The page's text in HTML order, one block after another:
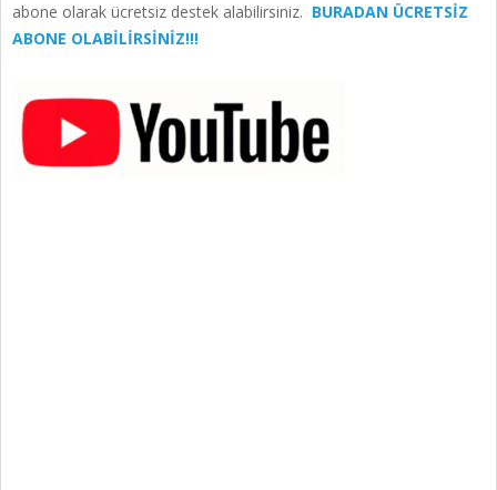
abone olarak ücretsiz destek alabilirsiniz. BURADAN ÜCRETSİZ
ABONE OLABİLİRSİNİZ!!!